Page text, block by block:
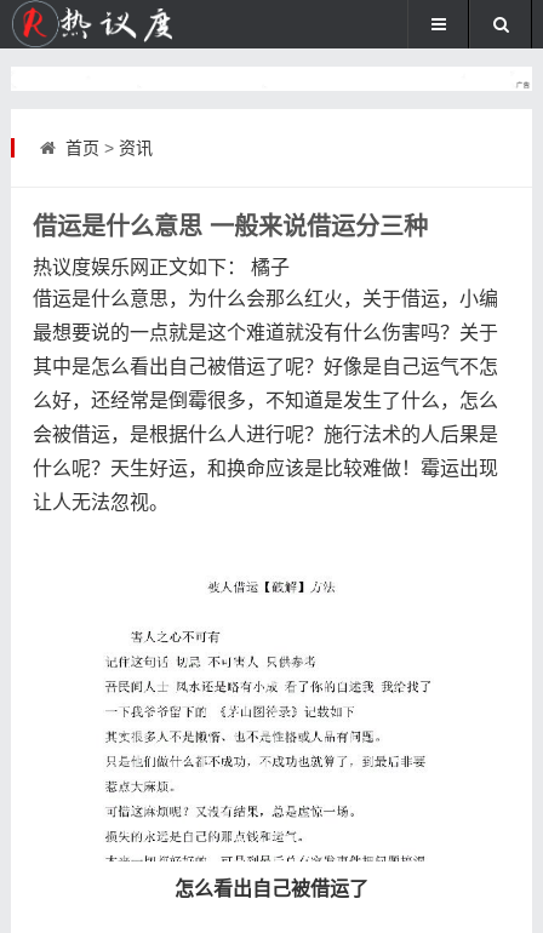
首页 > 资讯
借运是什么意思 一般来说借运分三种
热议度娱乐网 正文如下：
橘子
借运是什么意思，为什么会那么红火，关于借运，小编
最想要说的一点就是这个难道就没有什么伤害吗？关于
其中是怎么看出自己被借运了呢？好像是自己运气不怎
么好，还经常是倒霉很多，不知道是发生了什么，怎么
会被借运，是根据什么人进行呢？施行法术的人后果是
什么呢？天生好运，和换命应该是比较难做！霉运出现
让人无法忽视。
怎么看出自己被借运了